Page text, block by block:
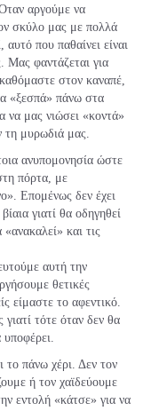
αργούμε να
σκύλο μας με πολλά
που παθαίνει είναι
Μας φαντάζεται για
στον καναπέ,
«ξεσπά» πάνω στα
να μας νιώσει «κοντά»
τη μυρωδιά μας.
ανυπομονησία ώστε
πόρτα, με
Επομένως δεν έχει
γιατί θα οδηγηθεί
και τις
αυτή την
θετικές
είμαστε το αφεντικό.
τότε όταν δεν θα
υποφέρει.
το πάνω χέρι. Δεν τον
ή τον χαϊδεύουμε
εντολή «κάτσε» για να